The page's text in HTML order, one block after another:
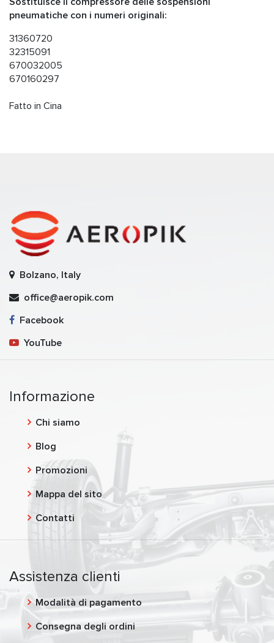
pneumatiche con i numeri originali:
31360720
32315091
670032005
670160297
Fatto in Cina
Bolzano, Italy
office@aeropik.com
Facebook
YouTube
Informazione
Chi siamo
Blog
Promozioni
Mappa del sito
Contatti
Assistenza clienti
Modalità di pagamento
Consegna degli ordini